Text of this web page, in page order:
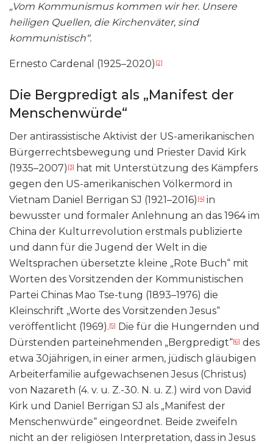
„Vom Kommunismus kommen wir her. Unsere
heiligen Quellen, die Kirchenväter, sind
kommunistisch“.
Ernesto Cardenal (1925–2020) [2]
Die Bergpredigt als „Manifest der
Menschenwürde“
Der antirassistische Aktivist der US-amerikanischen
Bürgerrechtsbewegung und Priester David Kirk
(1935–2007) [3] hat mit Unterstützung des Kämpfers
gegen den US-amerikanischen Völkermord in
Vietnam Daniel Berrigan SJ (1921–2016) [4] in
bewusster und formaler Anlehnung an das 1964 im
China der Kulturrevolution erstmals publizierte
und dann für die Jugend der Welt in die
Weltsprachen übersetzte kleine „Rote Buch“ mit
Worten des Vorsitzenden der Kommunistischen
Partei Chinas Mao Tse-tung (1893–1976) die
Kleinschrift „Worte des Vorsitzenden Jesus“
veröffentlicht (1969).[5] Die für die Hungernden und
Dürstenden parteinehmenden „Bergpredigt“[6] des
etwa 30jährigen, in einer armen, jüdisch gläubigen
Arbeiterfamilie aufgewachsenen Jesus (Christus)
von Nazareth (4. v. u. Z.-30. N. u. Z.) wird von David
Kirk und Daniel Berrigan SJ als „Manifest der
Menschenwürde“ eingeordnet. Beide zweifeln
nicht an der religiösen Interpretation, dass in Jesus